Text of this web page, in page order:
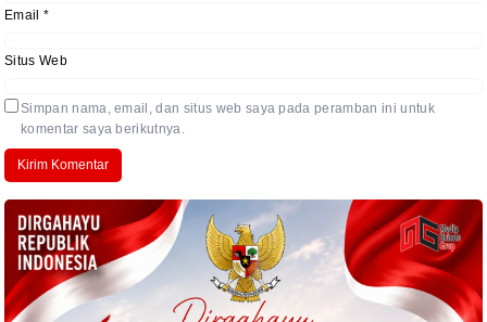
Email *
Situs Web
Simpan nama, email, dan situs web saya pada peramban ini untuk
komentar saya berikutnya.